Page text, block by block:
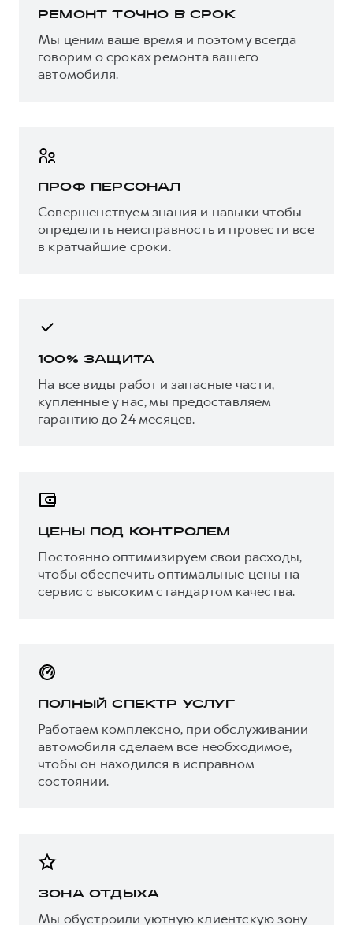
Замена крестовины
карданного вала
Замена ступицы
Диагностика топливной
системы
Диагностика системы
охлаждения
Диагностика двигателя
РЕМОНТ ТОЧНО В СРОК
Мы ценим ваше время и поэтому всегда
говорим о сроках ремонта вашего
автомобиля.
ПРОФ ПЕРСОНАЛ
Совершенствуем знания и навыки чтобы
определить неисправность и провести все
в кратчайшие сроки.
100% ЗАЩИТА
На все виды работ и запасные части,
купленные у нас, мы предоставляем
гарантию до 24 месяцев.
ЦЕНЫ ПОД КОНТРОЛЕМ
Постоянно оптимизируем свои расходы,
чтобы обеспечить оптимальные цены на
сервис с высоким стандартом качества.
ПОЛНЫЙ СПЕКТР УСЛУГ
Работаем комплексно, при обслуживании
автомобиля сделаем все необходимое,
чтобы он находился в исправном
состоянии.
ЗОНА ОТДЫХА
Мы обустроили уютную клиентскую зону